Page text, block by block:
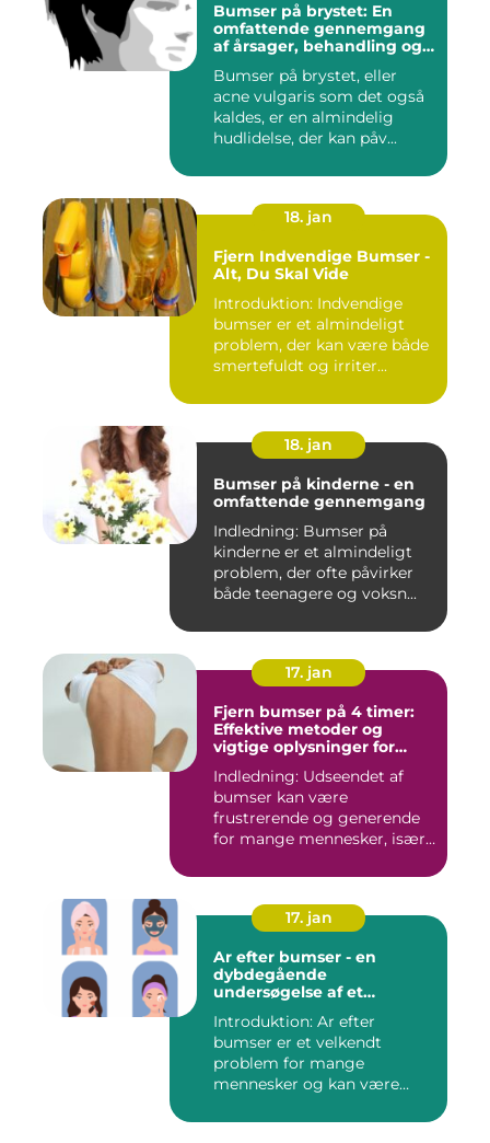
Bumser på brystet: En
omfattende gennemgang
af årsager, behandling og
Bumser på brystet, eller
acne vulgaris som det også
kaldes, er en almindelig
hudlidelse, der kan påv...
18. jan
Fjern Indvendige Bumser -
Alt, Du Skal Vide
Introduktion: Indvendige
bumser er et almindeligt
problem, der kan være både
smertefuldt og irriter...
18. jan
Bumser på kinderne - en
omfattende gennemgang
Indledning: Bumser på
kinderne er et almindeligt
problem, der ofte påvirker
både teenagere og voksn...
17. jan
Fjern bumser på 4 timer:
Effektive metoder og
vigtige oplysninger for
forbrugere
Indledning: Udseendet af
bumser kan være
frustrerende og generende
for mange mennesker, især
17. jan
Ar efter bumser - en
dybdegående
undersøgelse af et
skønhedsproblem
Introduktion: Ar efter
bumser er et velkendt
problem for mange
mennesker og kan være